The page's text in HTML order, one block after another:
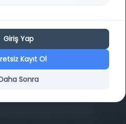
İyileştirilmesi
Giriş Yap
Kayıt Ol
Sonra